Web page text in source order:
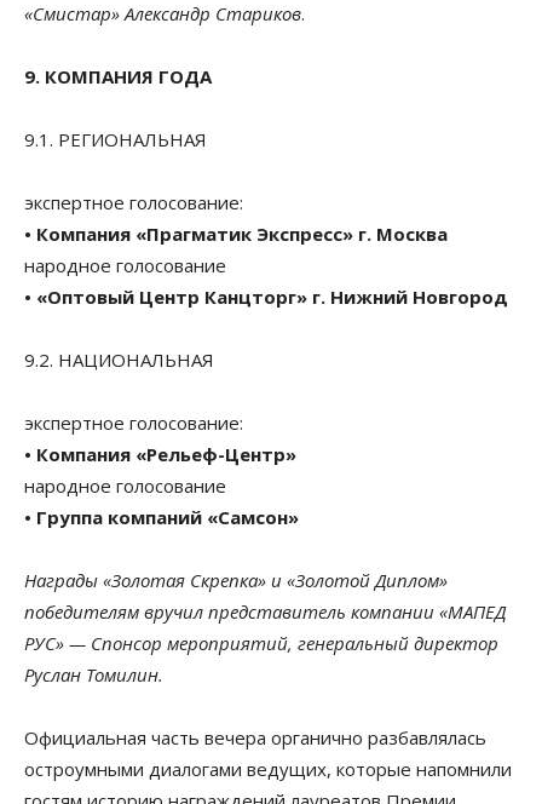
«Смистар» Александр Стариков.
9. КОМПАНИЯ ГОДА
9.1. РЕГИОНАЛЬНАЯ
экспертное голосование:
• Компания «Прагматик Экспресс» г. Москва
народное голосование
• «Оптовый Центр Канцторг» г. Нижний Новгород
9.2. НАЦИОНАЛЬНАЯ
экспертное голосование:
• Компания «Рельеф-Центр»
народное голосование
• Группа компаний «Самсон»
Награды «Золотая Скрепка» и «Золотой Диплом»
победителям вручил представитель компании «МАПЕД
РУС» — Спонсор мероприятий, генеральный директор
Руслан Томилин.
Официальная часть вечера органично разбавлялась
остроумными диалогами ведущих, которые напомнили